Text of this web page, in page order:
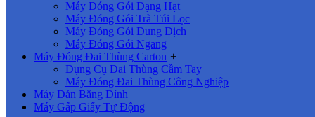
Máy Đóng Gói Dạng Hạt
Máy Đóng Gói Trà Túi Lọc
Máy Đóng Gói Dung Dịch
Máy Đóng Gói Ngang
Máy Đóng Đai Thùng Carton +
Dụng Cụ Đai Thùng Cầm Tay
Máy Đóng Đai Thùng Công Nghiệp
Máy Dán Băng Dính
Máy Gấp Giấy Tự Động